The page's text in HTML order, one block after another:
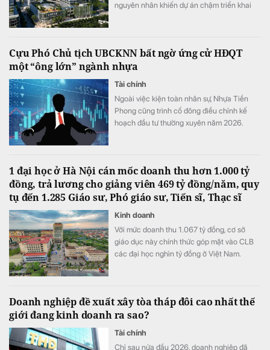
nguyên nhân khiến dự án chậm triển khai
Cựu Phó Chủ tịch UBCKNN bất ngờ ứng cử HĐQT
một “ông lớn” ngành nhựa
Tài chính
Ngoài việc kiện toàn nhân sự, Nhựa Tiền
Phong cũng trình cổ đông điều chỉnh kế
hoạch đầu tư thường xuyên năm 2026.
1 đại học ở Hà Nội cán mốc doanh thu hơn 1.000 tỷ
đồng, trả lương cho giảng viên 469 tỷ đồng/năm, quy
tụ đến 1.285 Giáo sư, Phó giáo sư, Tiến sĩ, Thạc sĩ
Kinh doanh
Với mức doanh thu 1.067 tỷ đồng, cơ sở
giáo dục này chính thức góp mặt vào CLB
các đại học nghìn tỷ đồng ở Việt Nam.
Doanh nghiệp đề xuất xây tòa tháp đôi cao nhất thế
giới đang kinh doanh ra sao?
Tài chính
Chỉ sau nửa đầu 2026, doanh nghiệp đã